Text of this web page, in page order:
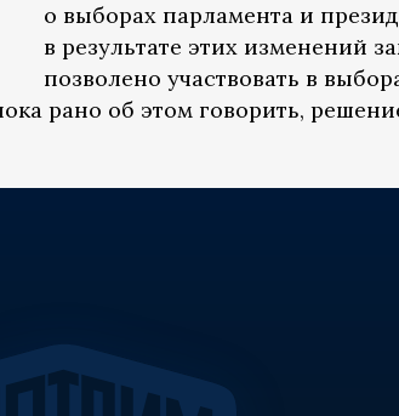
о выборах парламента и
в результате этих изменений
позволено участвовать в
рано об этом говорить,